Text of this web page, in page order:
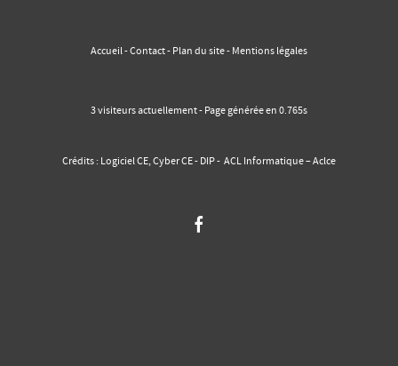
Accueil-Contact-Plan du site -Mentions légales
3 visiteurs actuellement - Page générée en 0.765s
Crédits : Logiciel CE,Cyber CE-DIP- ACL Informatique – Aclce